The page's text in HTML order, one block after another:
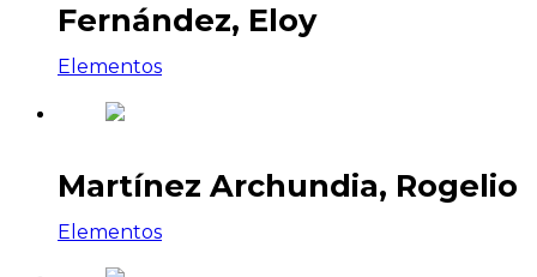
Fernández, Eloy
Elementos
Martínez Archundia, Rogelio
Elementos